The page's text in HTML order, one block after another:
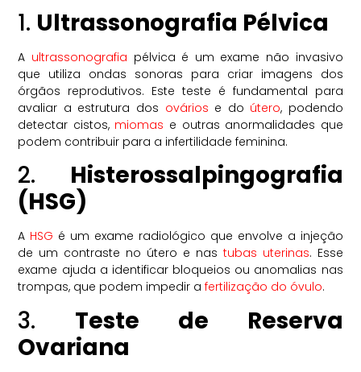
1. Ultrassonografia Pélvica
A ultrassonografia pélvica é um exame não invasivo
que utiliza ondas sonoras para criar imagens dos
órgãos reprodutivos. Este teste é fundamental para
avaliar a estrutura dos ovários e do útero, podendo
detectar cistos, miomas e outras anormalidades que
podem contribuir para a infertilidade feminina.
2. Histerossalpingografia
(HSG)
A HSG é um exame radiológico que envolve a injeção
de um contraste no útero e nas tubas uterinas. Esse
exame ajuda a identificar bloqueios ou anomalias nas
trompas, que podem impedir afertilização do óvulo.
3. Teste de Reserva
Ovariana